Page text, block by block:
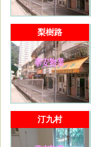
梨樹路
汀九村